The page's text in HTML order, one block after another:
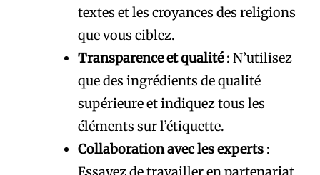
textes et les croyances des religions
que vous ciblez.
Transparence et qualité: N’utilisez
que des ingrédients de qualité
supérieure et indiquez tous les
éléments sur l’étiquette.
Collaboration avec les experts :